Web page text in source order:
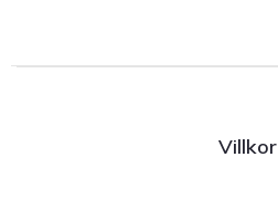
Villkor